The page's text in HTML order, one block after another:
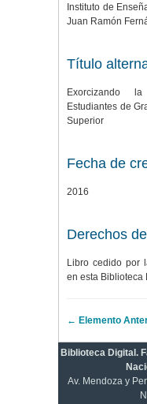
Instituto de
Juan Ramón
Título
Exorcizando
Estudiantes de
Superior
Fecha de
2016
Derechos
Libro cedido por
en esta Biblioteca
← Elemento
Biblioteca Digital.
Av. Mendoza y